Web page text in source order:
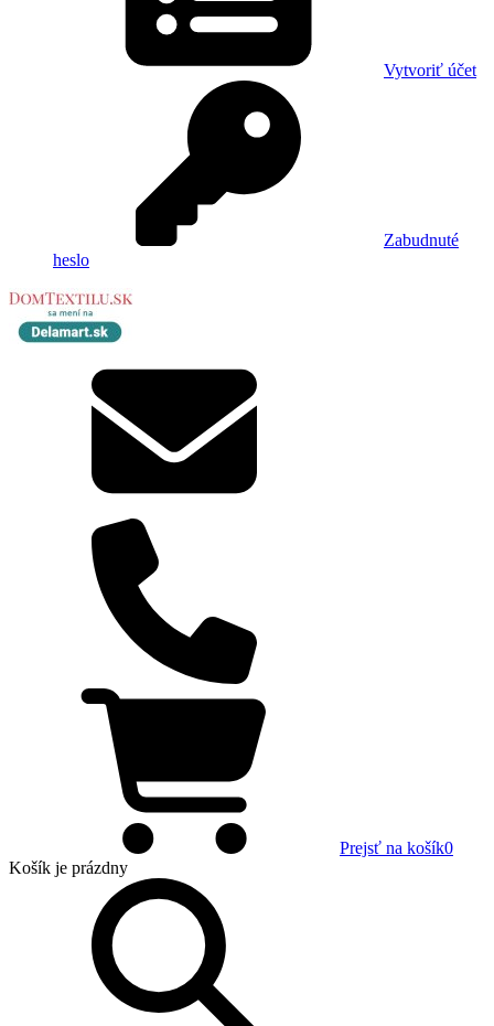
Vytvoriť účet
Zabudnuté
heslo
Prejsť na košík0
Košík je prázdny